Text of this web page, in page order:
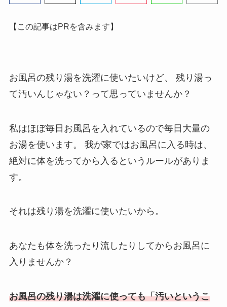
【この記事はPRを含みます】
お風呂の残り湯を洗濯に使いたいけど、
残り湯っ
て汚いんじゃない？って思っていませんか？
私はほぼ毎日お風呂を入れているので毎日大量の
お湯を使います。
我が家ではお風呂に入る時は、
絶対に体を洗ってから入るというルールがありま
す。
それは残り湯を洗濯に使いたいから。
あなたも体を洗ったり流したりしてからお風呂に
入りませんか？
お風呂の残り湯は洗濯に使っても「汚いというこ